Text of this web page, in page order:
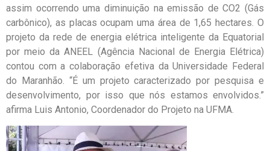
assim ocorrendo uma diminuição na emissão de CO2 (Gás
carbônico), as placas ocupam uma área de 1,65 hectares. O
projeto da rede de energia elétrica inteligente da Equatorial
por meio da ANEEL (Agência Nacional de Energia Elétrica)
contou com a colaboração efetiva da Universidade Federal
do Maranhão. “É um projeto caracterizado por pesquisa e
desenvolvimento, por isso que nós estamos envolvidos.”
afirma Luis Antonio, Coordenador do Projeto na UFMA.